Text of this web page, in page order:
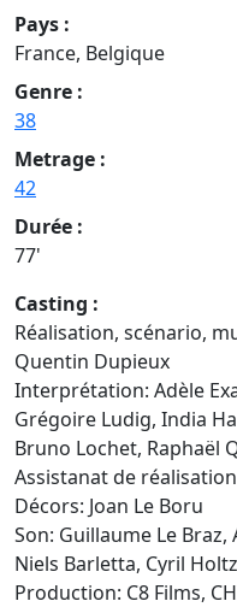
Pays :
France, Belgique
Genre :
38
Metrage :
42
Durée :
77'
Casting :
Réalisation, scénario,
Quentin Dupieux
Interprétation: Adèle
Grégoire Ludig, India
Bruno Lochet, Raphaël
Assistanat de
Décors: Joan Le Boru
Son: Guillaume Le Braz,
Niels Barletta, Cyril Holtz
Production: C8 Films,